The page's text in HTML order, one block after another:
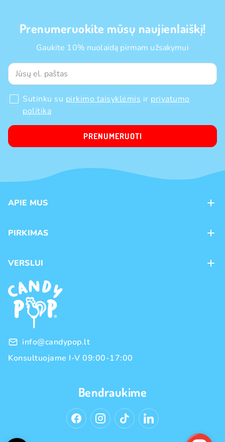
Prenumeruokite mūsų naujienlaiškį!
Gaukite 10% nuolaidą pirmam užsakymui
Sutinku su pirkimo taisyklėmis ir privatumo
politika
PRENUMERUOTI
APIE MUS
Kontaktai
Naujienos
Prekių ženklai
PIRKIMAS
Pristatymas
Prekių grąžinimas ir keitimas
Pirkimo taisyklės
Privatumo politika
VERSLUI
Franšizė
Didmeninė prekyba
info@candypop.lt
Konsultuojame I-V 09:00-17:00
Bendraukime